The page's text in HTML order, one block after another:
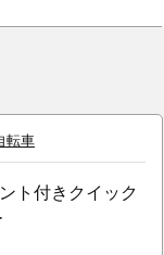

転車
ト付きクイック